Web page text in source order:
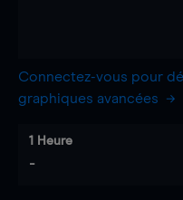
Connectez-vous pour
graphiques avancées
1 Heure
-